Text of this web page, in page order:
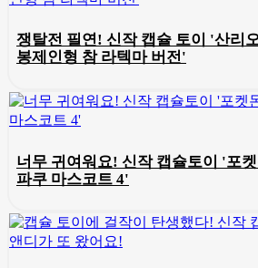
쟁탈전 필연! 신작 캡슐 토이 '산리
봉제인형 참 라텍마 버전'
너무 귀여워요! 신작 캡슐토이 '포
파쿠 마스코트 4'